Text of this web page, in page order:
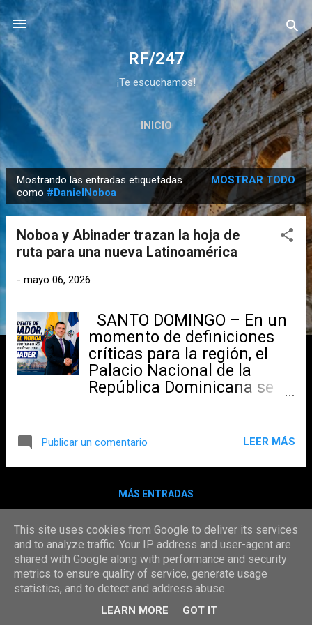
Ir al contenido principal
RF/247
¡Te escuchamos!
INICIO
n
Mostrando las entradas etiquetadas
como #DanielNoboa
MOSTRAR TODO
Noboa y Abinader trazan la hoja de
ruta para una nueva Latinoamérica
- mayo 06, 2026
SANTO DOMINGO – En un
momento de definiciones
críticas para la región, el
Palacio Nacional de la
República Dominicana se
latinoamericana. El
presidente de Ecuador,
Daniel Noboa, y su
homólogo dominicano, Luis
Abinader, no fue solo una
visita de cortesía
protocolaria; fue un
mensaje contundente de
pragmatismo y unidad
frente a los desafíos que
Publicar un comentario LEER MÁS
MÁS ENTRADAS
Con la tecnología de Blogger
This site uses cookies from Google to deliver its services
and to analyze traffic. Your IP address and user-agent are
shared with Google along with performance and security
metrics to ensure quality of service, generate usage
statistics, and to detect and address abuse.
LEARN MORE GOT IT